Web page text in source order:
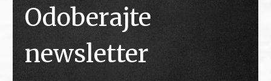
Odoberajte
newsletter